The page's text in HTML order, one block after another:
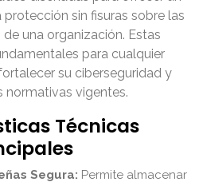
sin fisuras sobre las
una organización. Estas
para cualquier
su ciberseguridad y
normativas vigentes.
Técnicas
Segura: Permite almacenar